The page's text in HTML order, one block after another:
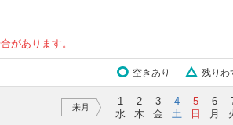
があります。
空きあり 残りわ
来月
1
水
2
木
3
金
4
土
5
日
6
月